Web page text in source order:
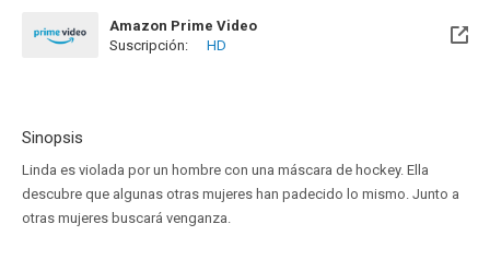
Amazon Prime Video
Suscripción:
HD
Sinopsis
Linda es violada por un hombre con una máscara de hockey. Ella
descubre que algunas otras mujeres han padecido lo mismo. Junto a
otras mujeres buscará venganza.